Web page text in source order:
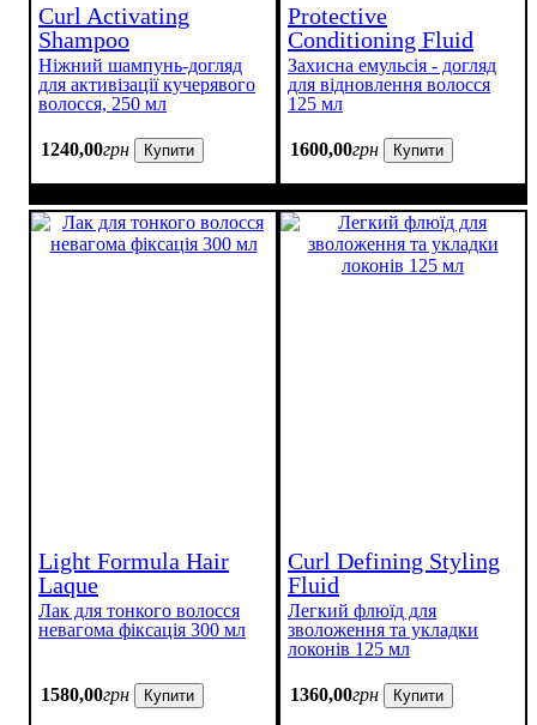
Curl Activating
Shampoo
Ніжний шампунь-догляд
для активізації кучерявого
волосся, 250 мл
1240,00грн Купити
Protective
Conditioning Fluid
Захисна емульсія - догляд
для відновлення волосся
125 мл
1600,00грн Купити
Light Formula Hair
Laque
Лак для тонкого волосся
невагома фіксація 300 мл
1580,00грн Купити
Curl Defining Styling
Fluid
Легкий флюїд для
зволоження та укладки
локонів 125 мл
1360,00грн Купити